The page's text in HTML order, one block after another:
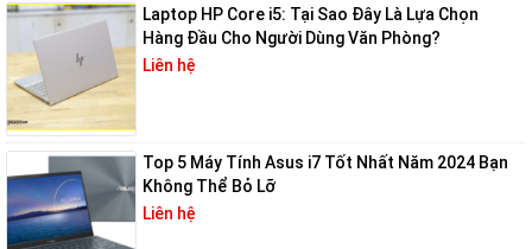
Laptop HP Core i5: Tại Sao Đây Là Lựa Chọn
Hàng Đầu Cho Người Dùng Văn Phòng?
Liên hệ
Top 5 Máy Tính Asus i7 Tốt Nhất Năm 2024 Bạn
Không Thể Bỏ Lỡ
Liên hệ